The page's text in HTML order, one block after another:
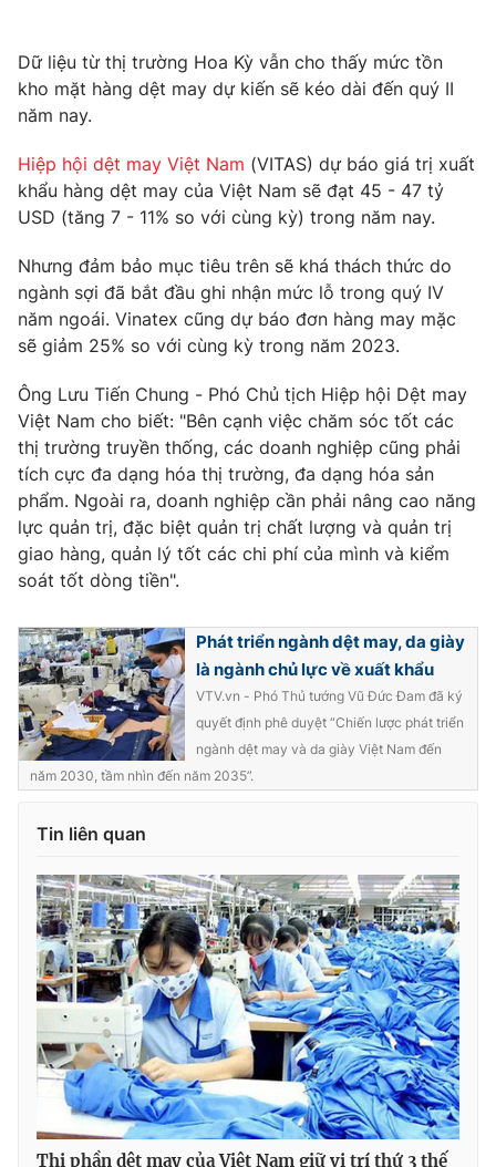
Câu chuyện quốc tế
Tài chính
Thị trường
Dữ liệu và đời sống
Phim VTV
Hậu trường
Nhân vật
Khán giả
Giải sao mai
Giải trí
Âm nhạc
Sao
Đời sống
Du lịch
Làm đẹp
Chất lượng cuộc sống
Giáo dục
Học trực tuyến
Công nghệ
Hitech Công nghệ tương lai
Sản phẩm
Thị trường
Tư vấn
Giao lưu trực tuyến
Lịch phát sóng
Emagazine Podcast
Photo Infographic
Video Shorts video
VTV Money
VTV Sức khoẻ Bất động sản
Thị trường 24h Tấm lòng Việt
VTV4 Vươn mình bằng AI
VTV9 VTV8
Liên hệ tòa soạn English
Dữ liệu từ thị trường Hoa Kỳ vẫn cho thấy mức tồn
kho mặt hàng dệt may dự kiến sẽ kéo dài đến quý II
năm nay.
Hiệp hội dệt may Việt Nam (VITAS) dự báo giá trị xuất
khẩu hàng dệt may của Việt Nam sẽ đạt 45 - 47 tỷ
USD (tăng 7 - 11% so với cùng kỳ) trong năm nay.
Nhưng đảm bảo mục tiêu trên sẽ khá thách thức do
ngành sợi đã bắt đầu ghi nhận mức lỗ trong quý IV
năm ngoái. Vinatex cũng dự báo đơn hàng may mặc
sẽ giảm 25% so với cùng kỳ trong năm 2023.
Ông Lưu Tiến Chung - Phó Chủ tịch Hiệp hội Dệt may
Việt Nam cho biết: "Bên cạnh việc chăm sóc tốt các
thị trường truyền thống, các doanh nghiệp cũng phải
tích cực đa dạng hóa thị trường, đa dạng hóa sản
phẩm. Ngoài ra, doanh nghiệp cần phải nâng cao năng
lực quản trị, đặc biệt quản trị chất lượng và quản trị
giao hàng, quản lý tốt các chi phí của mình và kiểm
soát tốt dòng tiền".
Phát triển ngành dệt may, da giày
là ngành chủ lực về xuất khẩu
VTV.vn - Phó Thủ tướng Vũ Đức Đam đã ký
quyết định phê duyệt “Chiến lược phát triển
ngành dệt may và da giày Việt Nam đến
năm 2030, tầm nhìn đến năm 2035”.
Tin liên quan
Thị phần dệt may của Việt Nam giữ vị trí thứ 3 thế